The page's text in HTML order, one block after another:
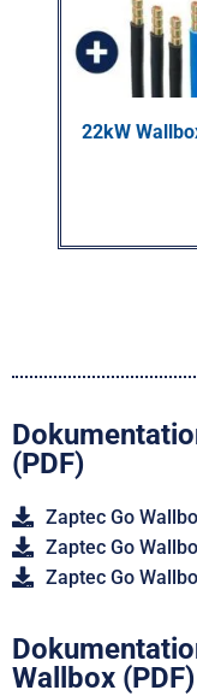
22kW
(PDF)
Zaptec Go
Zaptec Go
Zaptec Go
Wallbox (PDF)